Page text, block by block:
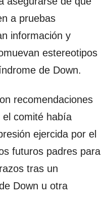
a pruebas
información y
estereotipos
de Down.
recomendaciones
el comité había
ejercida por el
futuros padres para
tras un
Down u otra